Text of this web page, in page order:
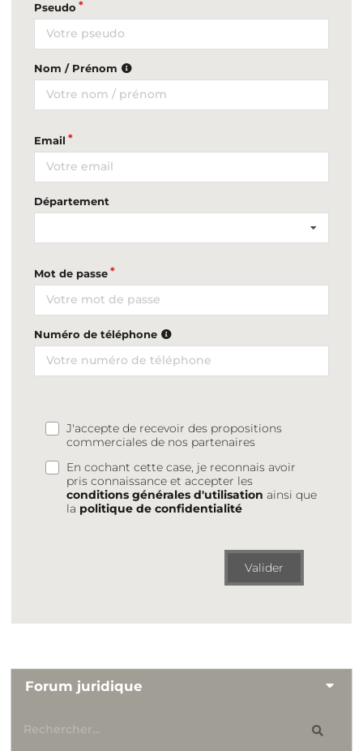
Pseudo
Nom / Prénom
Email
Département
Mot de passe
Numéro de téléphone
J'accepte de recevoir des propositions
commerciales de nos partenaires
En cochant cette case, je reconnais avoir
pris connaissance et accepter les
conditions générales d'utilisation ainsi que
la politique de confidentialité
Valider
Forum juridique